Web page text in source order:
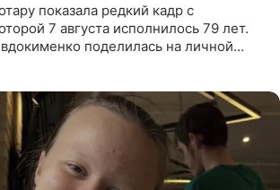
показала редкий кадр с
7 августа исполнилось 79 лет.
поделилась на личной